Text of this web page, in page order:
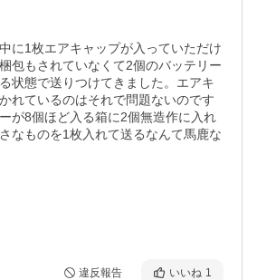
に1枚エアキャップが入っていただけ
包もされていなくて2個のバッテリー
状態で送りつけてきました。エアキ
れているのはそれで問題ないのです
が8個ほど入る箱に2個無造作に入れ
なものを1枚入れて送るなんて馬鹿な
違反報告 いいね 1